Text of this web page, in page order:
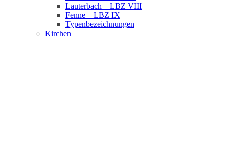
Lauterbach – LBZ VIII
Fenne – LBZ IX
Typenbezeichnungen
Kirchen